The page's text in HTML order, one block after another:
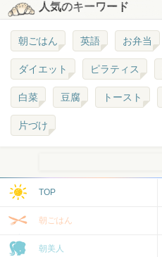
人気のキーワード
朝ごはん 英語 お弁当
ダイエット ピラティス
白菜 豆腐 トースト
片づけ
TOP
朝ごはん
朝美人